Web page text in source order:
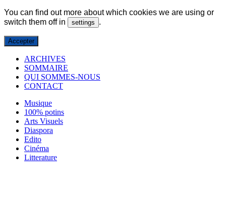
You can find out more about which cookies we are using or
switch them off in
settings .
Accepter
ARCHIVES
SOMMAIRE
QUI SOMMES-NOUS
CONTACT
Musique
100% potins
Arts Visuels
Diaspora
Edito
Cinéma
Litterature